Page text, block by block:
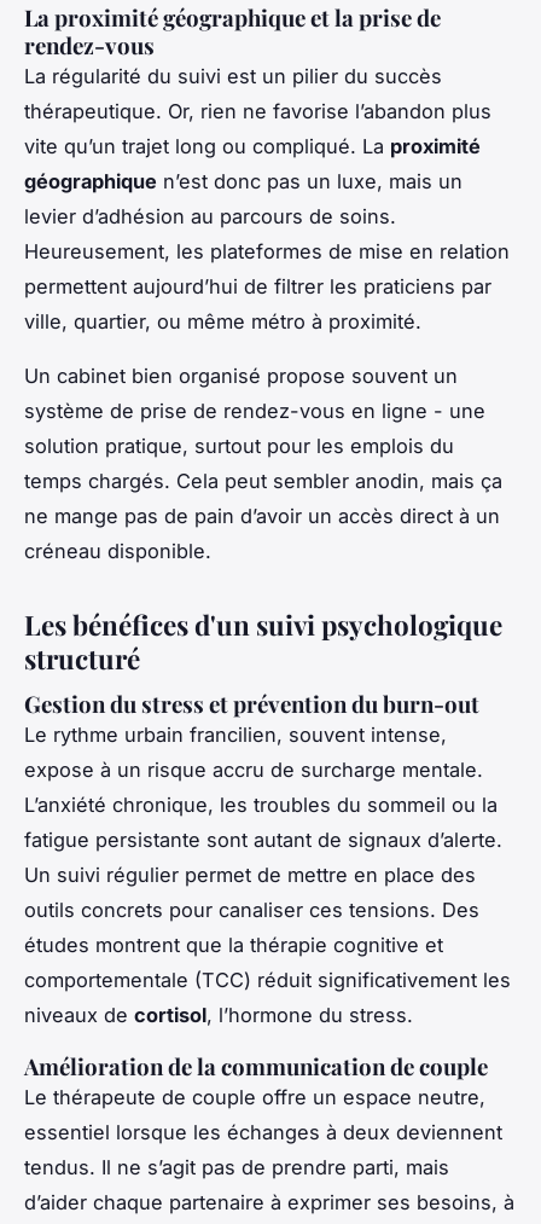
La proximité géographique et la prise de
rendez-vous
La régularité du suivi est un pilier du succès
thérapeutique. Or, rien ne favorise l’abandon plus
vite qu’un trajet long ou compliqué. La proximité
géographique n’est donc pas un luxe, mais un
levier d’adhésion au parcours de soins.
Heureusement, les plateformes de mise en relation
permettent aujourd’hui de filtrer les praticiens par
ville, quartier, ou même métro à proximité.
Un cabinet bien organisé propose souvent un
système de prise de rendez-vous en ligne - une
solution pratique, surtout pour les emplois du
temps chargés. Cela peut sembler anodin, mais ça
ne mange pas de pain d’avoir un accès direct à un
créneau disponible.
Les bénéfices d'un suivi psychologique
structuré
Gestion du stress et prévention du burn-out
Le rythme urbain francilien, souvent intense,
expose à un risque accru de surcharge mentale.
L’anxiété chronique, les troubles du sommeil ou la
fatigue persistante sont autant de signaux d’alerte.
Un suivi régulier permet de mettre en place des
outils concrets pour canaliser ces tensions. Des
études montrent que la thérapie cognitive et
comportementale (TCC) réduit significativement les
niveaux de cortisol, l’hormone du stress.
Amélioration de la communication de couple
Le thérapeute de couple offre un espace neutre,
essentiel lorsque les échanges à deux deviennent
tendus. Il ne s’agit pas de prendre parti, mais
d’aider chaque partenaire à exprimer ses besoins, à